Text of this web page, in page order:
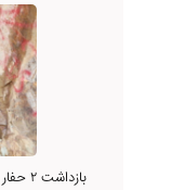
بازداشت ۲ حفار غیرقانونی در سایت سارمساقلو زنجان